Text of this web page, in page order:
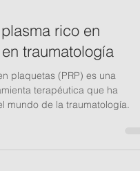
de lectura
rico en
traumatología
mundo de la traumatología.